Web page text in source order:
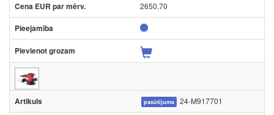
2650.70
pasūtījums 24-M917701